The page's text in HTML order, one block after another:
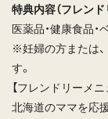
特典内容（フレンド
医薬品・健康食品
※妊婦の方または
す。
【フレンドリーメニ
北海道のママを応